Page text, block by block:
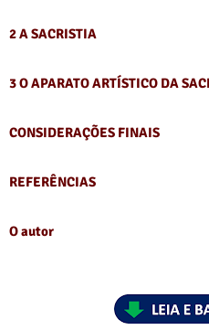
2 A SACRISTIA
3 O APARATO ARTÍSTICO DA
CONSIDERAÇÕES FINAIS
REFERÊNCIAS
O autor